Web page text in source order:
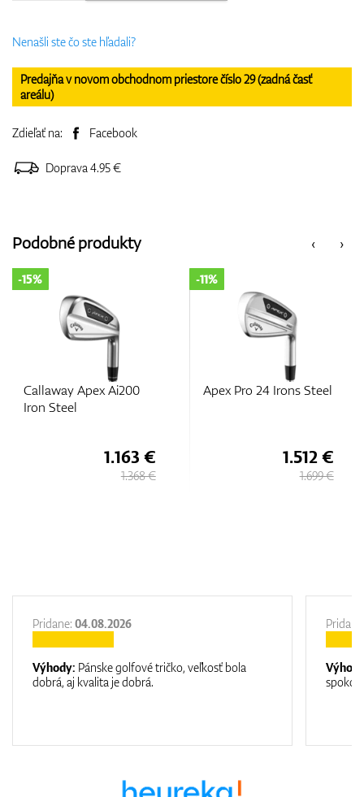
Nenašli ste čo ste hľadali?
Predajňa v novom obchodnom priestore číslo 29 (zadná časť
areálu)
Zdieľať na: Facebook
Doprava 4.95 €
‹
Podobné produkty ›
Apex Pro 24 Irons Steel
-11%
1.512 €
1.699 €
Callaway Paradym
-40%
822 €
1.370 €
Pridane: 04.08.2026
Výhody: Pánske golfové tričko, veľkosť bola
dobrá, aj kvalita je dobrá.